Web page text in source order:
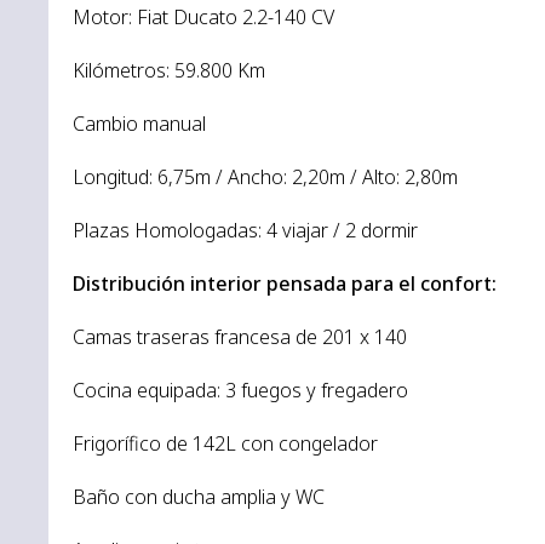
Motor: Fiat Ducato 2.2-140 CV
Kilómetros: 59.800 Km
Cambio manual
Longitud: 6,75m / Ancho: 2,20m / Alto: 2,80m
Plazas Homologadas: 4 viajar / 2 dormir
Distribución interior pensada para el confort:
Camas traseras francesa de 201 x 140
Cocina equipada: 3 fuegos y fregadero
Frigorífico de 142L con congelador
Baño con ducha amplia y WC